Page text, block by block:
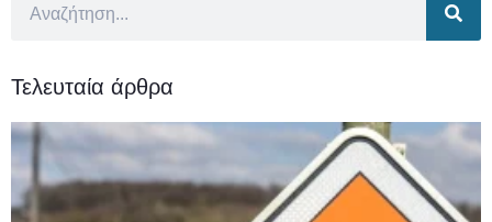
Τελευταία άρθρα